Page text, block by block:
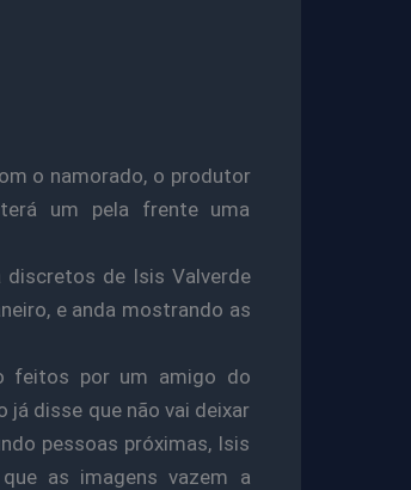
o namorado, o produtor
um pela frente uma
de Isis Valverde
e anda mostrando as
feitos por um amigo do
disse que não vai deixar
pessoas próximas, Isis
as imagens vazem a